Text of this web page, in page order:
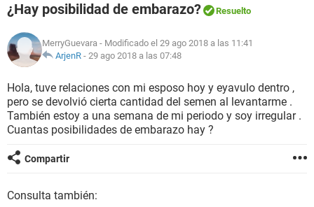
FAMILIA
NUTRICIÓN
BIENESTAR
SEXUALIDAD
GLOSARIO
¿Hay posibilidad de embarazo? Resuelto
MerryGuevara - Modificado el 29 ago 2018 a las 11:41
ArjenR - 29 ago 2018 a las 07:48
Hola, tuve relaciones con mi esposo hoy y eyavulo dentro ,
pero se devolvió cierta cantidad del semen al levantarme .
También estoy a una semana de mi periodo y soy irregular .
Cuantas posibilidades de embarazo hay ?
Compartir
Consulta también: